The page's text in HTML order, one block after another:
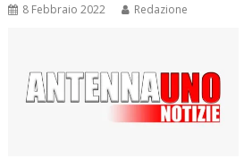
8 Febbraio 2022 Redazione